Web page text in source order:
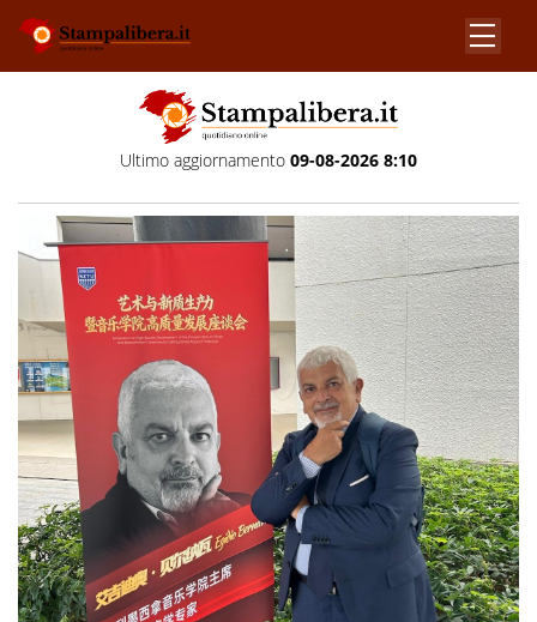
Ultimo aggiornamento 09-08-2026 8:10